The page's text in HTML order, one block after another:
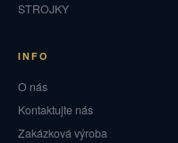
STROJKY
INFO
O nás
Kontaktujte nás
Zakázková výroba